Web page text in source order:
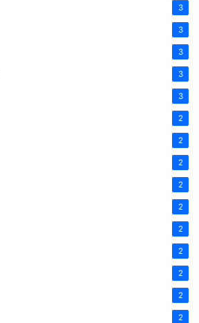
3
3
3
3
3
2
2
2
2
2
2
2
2
2
2